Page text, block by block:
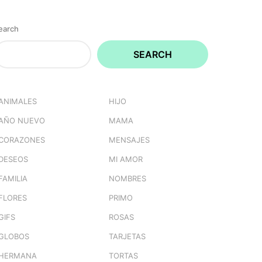
SEARCH
NUEVO
HIJO
MAMA
MENSAJES
MI AMOR
NOMBRES
PRIMO
ROSAS
TARJETAS
TORTAS